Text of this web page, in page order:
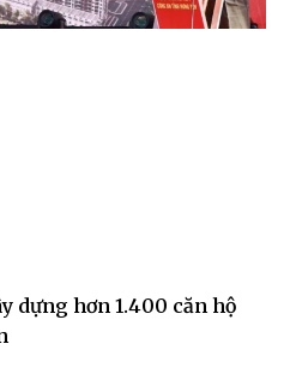
dựng hơn 1.400 căn hộ